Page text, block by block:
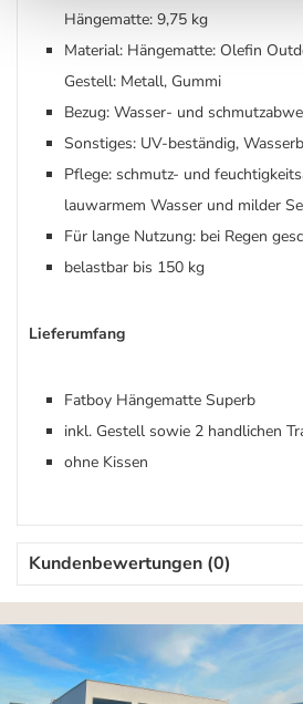
Hängematte: 9,75 kg
Material: Hängematte: Olefin
Gestell: Metall, Gummi
Bezug: Wasser- und
Sonstiges: UV-beständig,
Pflege: schmutz- und
lauwarmem Wasser und milder
Für lange Nutzung: bei Regen
belastbar bis 150 kg
Lieferumfang
Fatboy Hängematte Superb
inkl. Gestell sowie 2 handlichen
ohne Kissen
Kundenbewertungen (0)